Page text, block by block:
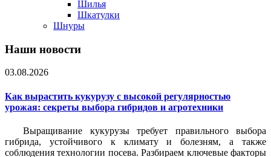
Шилья
Шкатулки
Шнуры
Наши новости
03.08.2026
Как вырастить кукурузу с высокой регулярностью
урожая: секреты выбора гибридов и агротехники
Выращивание кукурузы требует правильного выбора
гибрида, устойчивого к климату и болезням, а также
соблюдения технологии посева. Разбираем ключевые факторы